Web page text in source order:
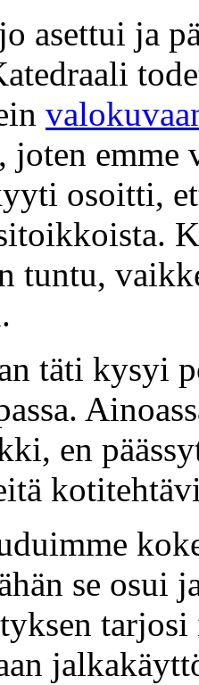
asettui ja
emme
osoitti,
tuntu,
täti kysyi
en
se osui